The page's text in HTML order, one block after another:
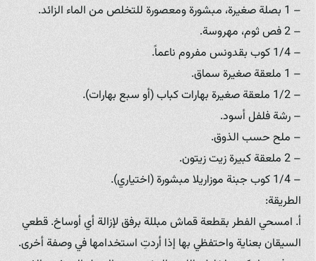
– 1 بصلة صغيرة، مبشورة ومعصورة للتخلص من الماء الزائد.
– 2 فص ثوم، مهروسة.
– 1/4 كوب بقدونس مفروم ناعماً.
– 1 ملعقة صغيرة سماق.
– 1/2 ملعقة صغيرة بهارات كباب (أو سبع بهارات).
– رشة فلفل أسود.
– ملح حسب الذوق.
– 2 ملعقة كبيرة زيت زيتون.
– 1/4 كوب جبنة موزاريلا مبشورة (اختياري).
الطريقة:
أ. امسحي الفطر بقطعة قماش مبللة برفق لإزالة أي أوساخ. قطعي
السيقان بعناية واحتفظي بها إذا أردتِ استخدامها في وصفة أخرى.